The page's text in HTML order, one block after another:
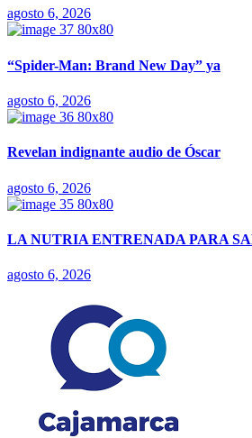
agosto 6, 2026
“Spider-Man: Brand New Day” ya
agosto 6, 2026
Revelan indignante audio de Óscar
agosto 6, 2026
LA NUTRIA ENTRENADA PARA
agosto 6, 2026